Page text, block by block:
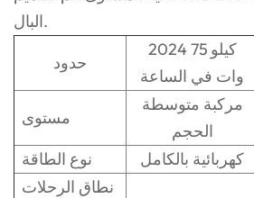
البال.
حدود
2024 75 كيلو
وات في الساعة
مستوى
مركبة متوسطة
الحجم
نوع الطاقة
كهربائية بالكامل
نطاق الرحلات